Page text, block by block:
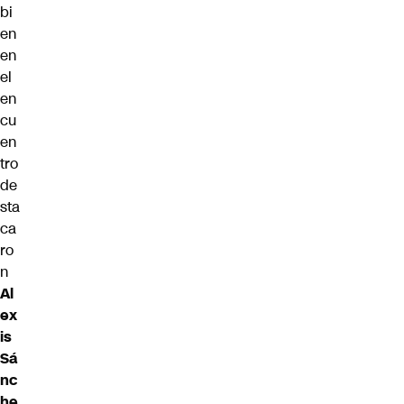
bi
en
en
el
en
cu
en
tro
de
sta
ca
ro
n
Al
ex
is
Sá
nc